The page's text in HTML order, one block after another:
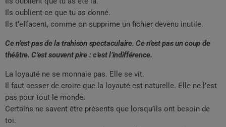
Ils oublient ce que tu as donné.
Ils t’effacent, comme on supprime un fichier devenu inutile.
Ce n’est pas de la trahison spectaculaire. Ce n’est pas un coup de
théâtre. C’est souvent pire : c’est l’indifférence.
La loyauté ne se monnaie pas. Elle se vit.
Il faut cesser de croire que la loyauté est naturelle. Elle ne l’est
pas pour tout le monde.
Certains ne savent être présents que lorsqu’ils ont besoin de
toi.